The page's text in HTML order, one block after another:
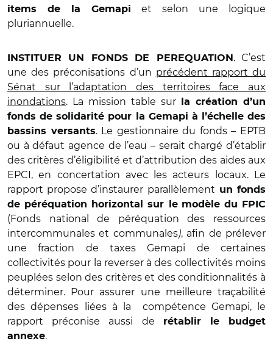
items de la Gemapi
et selon une logique
pluriannuelle.
INSTITUER UN FONDS DE PEREQUATION . C’est
une des préconisations d’un précédent rapport du
Sénat sur l’adaptation des territoires face aux
inondations. La mission table sur
la création d’un
fonds de solidarité pour la Gemapi à l’échelle des
bassins versants. Le gestionnaire du fonds – EPTB
ou à défaut agence de l’eau – serait chargé d’établir
des critères d’éligibilité et d’attribution des aides aux
EPCI, en concertation avec les acteurs locaux. Le
rapport propose d’instaurer parallèlement un fonds
de péréquation horizontal sur le modèle du FPIC
(Fonds national de péréquation des ressources
intercommunales et communales), afin de prélever
une fraction de taxes Gemapi de certaines
collectivités pour la reverser à des collectivités moins
peuplées selon des critères et des conditionnalités à
déterminer. Pour assurer une meilleure traçabilité
des dépenses liées à la compétence Gemapi, le
rapport préconise aussi de
rétablir le budget
annexe.